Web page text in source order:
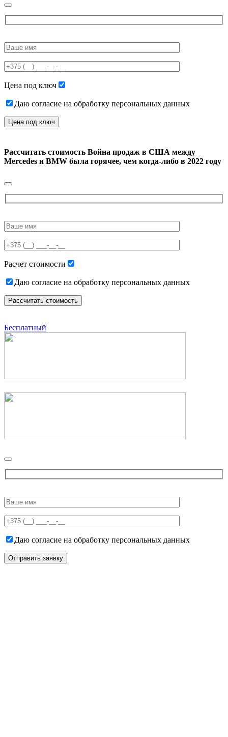
leave
field
empty.
Цена под ключ
Даю согласие на обработку персональных данных
Рассчитать стоимость Война продаж в США между
Mercedes и BMW была горячее, чем когда-либо в 2022 году
leave
field
empty.
Расчет стоимости
Даю согласие на обработку персональных данных
Бесплатный
leave
field
empty.
Даю согласие на обработку персональных данных